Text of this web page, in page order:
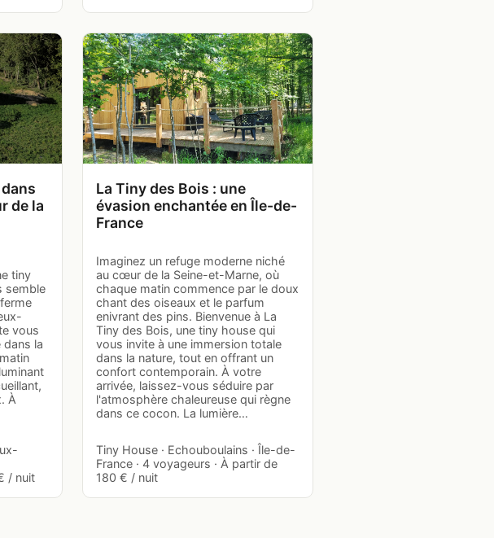
de la
tiny
semble
vous
dans la
À
/ nuit
La Tiny des Bois : une
évasion enchantée en Île-de-
France
Imaginez un refuge moderne niché
au cœur de la Seine-et-Marne, où
chaque matin commence par le doux
chant des oiseaux et le parfum
enivrant des pins. Bienvenue à La
Tiny des Bois, une tiny house qui
vous invite à une immersion totale
dans la nature, tout en offrant un
confort contemporain. À votre
arrivée, laissez-vous séduire par
l'atmosphère chaleureuse qui règne
dans ce cocon. La lumière…
Tiny House · Echouboulains · Île-de-
France · 4 voyageurs · À partir de
180 € / nuit